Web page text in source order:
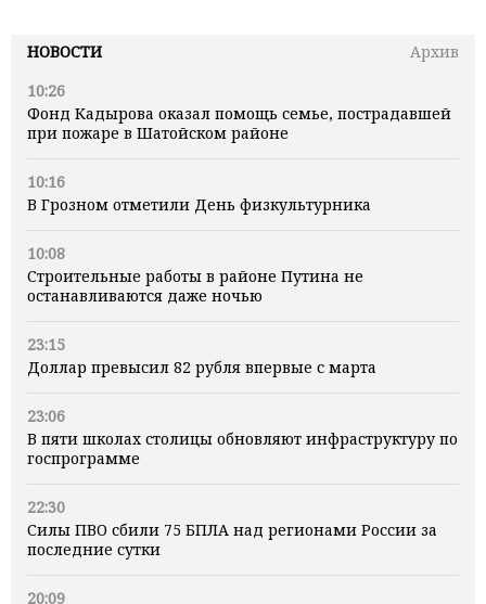
НОВОСТИ
Архив
10:26
Фонд Кадырова оказал помощь семье, пострадавшей
при пожаре в Шатойском районе
10:16
В Грозном отметили День физкультурника
10:08
Строительные работы в районе Путина не
останавливаются даже ночью
23:15
Доллар превысил 82 рубля впервые с марта
23:06
В пяти школах столицы обновляют инфраструктуру по
госпрограмме
22:30
Силы ПВО сбили 75 БПЛА над регионами России за
последние сутки
20:09